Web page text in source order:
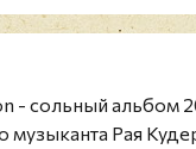
- сольный альбом
музыканта Рая